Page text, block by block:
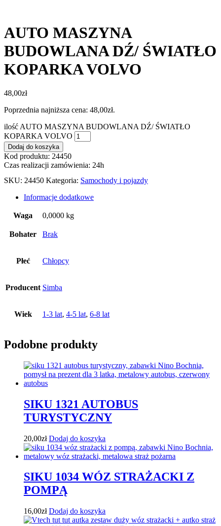
AUTO MASZYNA
BUDOWLANA DŹ/ ŚWIATŁO
KOPARKA VOLVO
48,00zł
Poprzednia najniższa cena: 48,00zł.
ilość AUTO MASZYNA BUDOWLANA DŹ/ ŚWIATŁO
KOPARKA VOLVO
Dodaj do koszyka
Kod produktu: 24450
Czas realizacji zamówienia: 24h
SKU: 24450 Kategoria: Samochody i pojazdy
Informacje dodatkowe
Waga 0,0000 kg
Bohater Brak
Płeć Chłopcy
Producent Simba
Wiek 1-3 lat, 4-5 lat, 6-8 lat
Podobne produkty
SIKU 1321 AUTOBUS
TURYSTYCZNY
20,00zł Dodaj do koszyka
SIKU 1034 WÓZ STRAŻACKI Z
POMPĄ
16,00zł Dodaj do koszyka